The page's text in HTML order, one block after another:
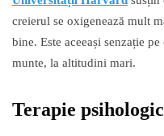
creierul se oxigenează mult
bine. Este aceeași senzație
munte, la altitudini mari.
Terapie